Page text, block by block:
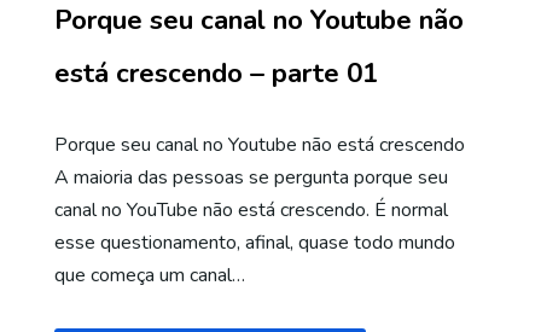
Porque seu canal no Youtube não
está crescendo – parte 01
Porque seu canal no Youtube não está crescendo
A maioria das pessoas se pergunta porque seu
canal no YouTube não está crescendo. É normal
esse questionamento, afinal, quase todo mundo
que começa um canal…